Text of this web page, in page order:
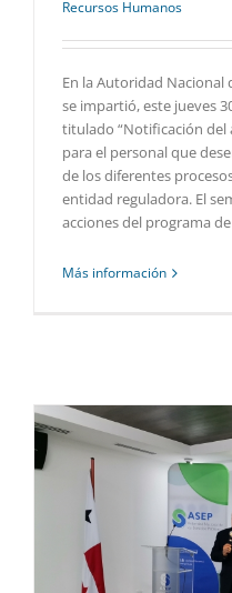
Recursos Humanos
En la Autoridad Nacional
se impartió, este jueves
titulado “Notificación del
para el personal que
de los diferentes
entidad reguladora. El
acciones del programa
Más información